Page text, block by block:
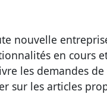
nouvelle
en cours
les demandes
sur les articles